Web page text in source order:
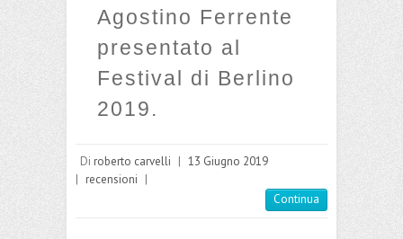
Agostino Ferrente
presentato al
Festival di Berlino
2019.
Di roberto carvelli | 13 Giugno 2019
| recensioni |
Continua